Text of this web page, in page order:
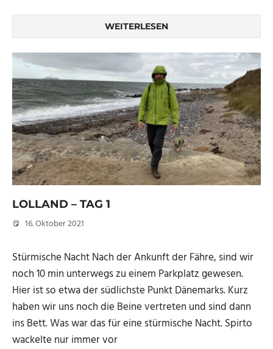
WEITERLESEN
LOLLAND – TAG 1
16. Oktober 2021
Stürmische Nacht Nach der Ankunft der Fähre, sind wir
noch 10 min unterwegs zu einem Parkplatz gewesen.
Hier ist so etwa der südlichste Punkt Dänemarks. Kurz
haben wir uns noch die Beine vertreten und sind dann
ins Bett. Was war das für eine stürmische Nacht. Spirto
wackelte nur immer vor